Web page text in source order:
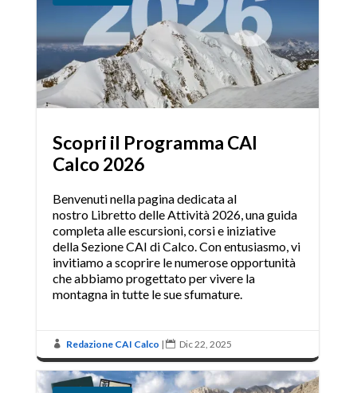
Scopri il Programma CAI
Calco 2026
Benvenuti nella pagina dedicata al
nostro Libretto delle Attività 2026, una guida
completa alle escursioni, corsi e iniziative
della Sezione CAI di Calco. Con entusiasmo, vi
invitiamo a scoprire le numerose opportunità
che abbiamo progettato per vivere la
montagna in tutte le sue sfumature.
 Redazione CAI Calco |  Dic 22, 2025